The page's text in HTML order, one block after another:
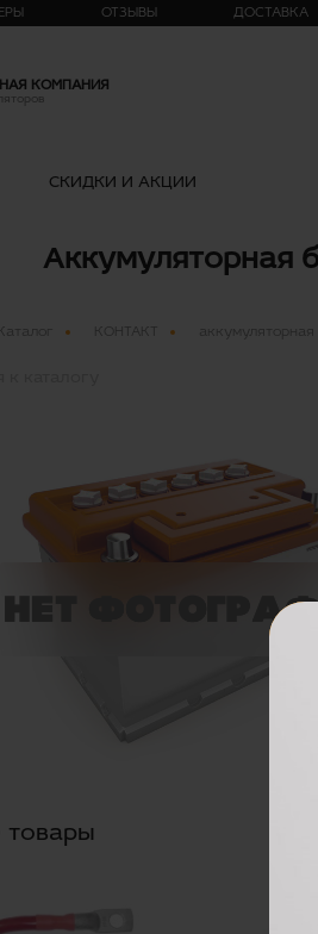
ОТЗЫВЫ ДОСТАВКА
КОМПАНИЯ
СКИДКИ И АКЦИИ
Аккумуляторная
КОНТАКТ
товары